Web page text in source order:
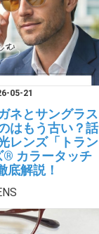
05-21
ネとサングラス
はもう古い？話
レンズ「トラン
® カラータッチ
底解説！